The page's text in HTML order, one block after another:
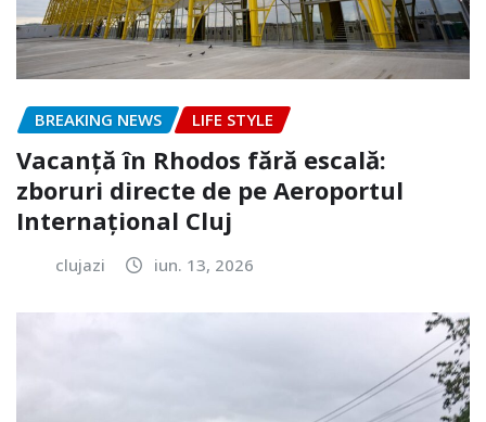
BREAKING NEWS LIFE STYLE
Vacanță în Rhodos fără escală:
zboruri directe de pe Aeroportul
Internațional Cluj
clujazi iun. 13, 2026